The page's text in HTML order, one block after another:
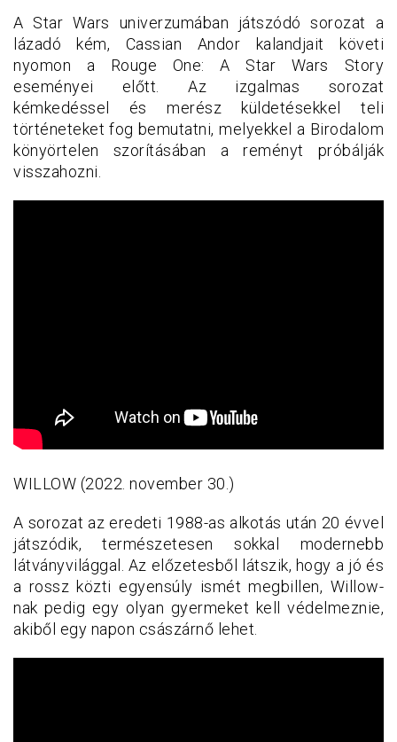
A Star Wars univerzumában játszódó sorozat a
lázadó kém, Cassian Andor kalandjait követi
nyomon a Rouge One: A Star Wars Story
eseményei előtt. Az izgalmas sorozat
kémkedéssel és merész küldetésekkel teli
történeteket fog bemutatni, melyekkel a Birodalom
könyörtelen szorításában a reményt próbálják
visszahozni.
WILLOW (2022. november 30.)
A sorozat az eredeti 1988-as alkotás után 20 évvel
játszódik, természetesen sokkal modernebb
látványvilággal. Az előzetesből látszik, hogy a jó és
a rossz közti egyensúly ismét megbillen, Willow-
nak pedig egy olyan gyermeket kell védelmeznie,
akiből egy napon császárnő lehet.